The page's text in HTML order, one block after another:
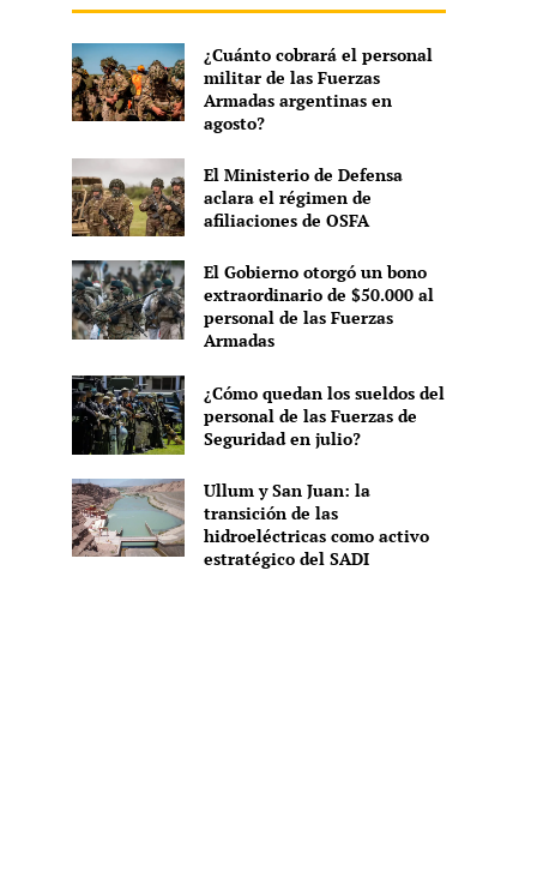
¿Cuánto cobrará el personal
militar de las Fuerzas
Armadas argentinas en
agosto?
El Ministerio de Defensa
aclara el régimen de
afiliaciones de OSFA
El Gobierno otorgó un bono
extraordinario de $50.000 al
personal de las Fuerzas
Armadas
¿Cómo quedan los sueldos del
personal de las Fuerzas de
Seguridad en julio?
Ullum y San Juan: la
transición de las
hidroeléctricas como activo
estratégico del SADI